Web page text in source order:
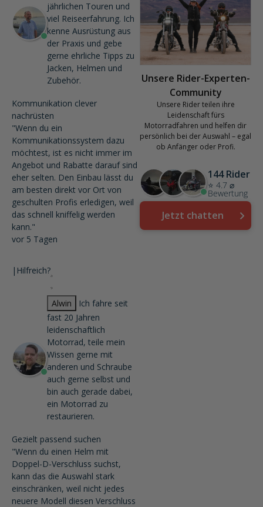
jährlichen Touren und
viel Reiseerfahrung. Ich
kenne Ausrüstung aus
der Praxis und gebe
gerne ehrliche Tipps zu
Jacken, Helmen und
Zubehör.
Kommunikation clever
nachrüsten
"Wenn du ein
Kommunikationssystem dazu
möchtest, ist es nicht immer im
Angebot und Rabatte darauf sind
eher selten. Den Einbau lässt du
am besten direkt vor Ort von
geschulten Profis erledigen, weil
das schnell kniffelig werden
kann."
vor 5 Tagen
| Hilfreich?
Alwin
Ich fahre seit
fast 20 Jahren
leidenschaftlich
Motorrad, teile mein
Wissen gerne mit
anderen und Schraube
auch gerne selbst und
bin auch gerade dabei,
ein Motorrad zu
restaurieren.
Gezielt passend suchen
"Wenn du einen Helm mit
Doppel-D-Verschluss suchst,
kann das die Auswahl stark
einschränken, weil nicht jedes
neuere Modell diesen Verschluss
Unsere Rider-Experten-
Community
Unsere Rider teilen ihre
Leidenschaft fürs
Motorradfahren und helfen dir
persönlich bei der Auswahl – egal
ob Anfänger oder Profi.
144 Rider
⭐ 4.7 ⌀
Bewertung
Jetzt chatten